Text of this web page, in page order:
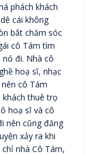
phách khách
cái không
bắt chăm sóc
cô Tám tìm
đi. Nhà cô
hoạ sĩ, nhạc
cô Tám
thuê trọ
hoạ sĩ và cô
nên cũng đăng
xảy ra khi
nhà Cô Tám,